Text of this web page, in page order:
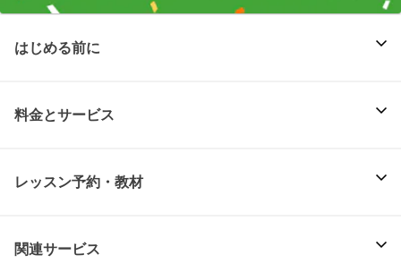
はじめる前に
料金とサービス
レッスン予約・教材
関連サービス